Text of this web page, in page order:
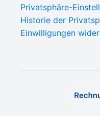
Privatsphäre-
Historie der
Einwilligungen